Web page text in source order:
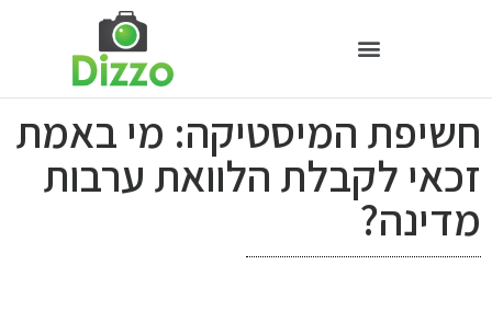
חשיפת המיסטיקה: מי באמת
זכאי לקבלת הלוואת ערבות
מדינה?